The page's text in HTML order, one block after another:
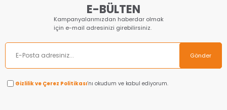
E-BÜLTEN
Kampanyalarımızdan haberdar olmak
için e-mail adresinizi girebilirsiniz.
Gönder
Gizlilik ve Çerez Politikası’nı okudum ve kabul ediyorum.